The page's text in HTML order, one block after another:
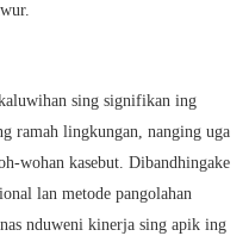
sing signifikan ing
ramah lingkungan, nanging uga
wohan kasebut. Dibandhingake
lan metode pangolahan
nduweni kinerja sing apik ing